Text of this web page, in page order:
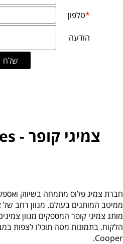
צמיגי קופר - Cooper Tires
חברת צמיג פלוס מתמחה בשיווק
ממיטב המותגים בעולם. מגוון רחב של
מותג צמיגי קופר המספקים מגוון
הלקוח. בתמונות מטה תוכלו לצפות
Cooper.